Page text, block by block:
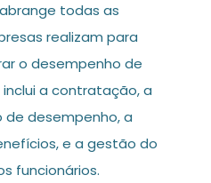
todas as
realizam para
o desempenho de
inclui a contratação, a
desempenho, a
e a gestão do
funcionários.